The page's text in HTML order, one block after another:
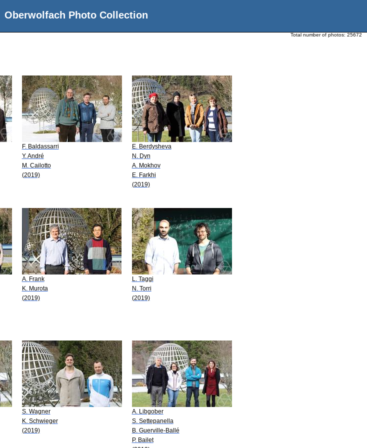
Oberwolfach Photo Collection
Total number of photos: 25672
F. Baldassarri
Y. André
M. Cailotto
(2019)
E. Berdysheva
N. Dyn
A. Mokhov
E. Farkhi
(2019)
A. Frank
K. Murota
(2019)
L. Taggi
N. Torri
(2019)
S. Wagner
K. Schwieger
(2019)
A. Libgober
S. Settepanella
B. Guerville-Ballé
P. Bailet